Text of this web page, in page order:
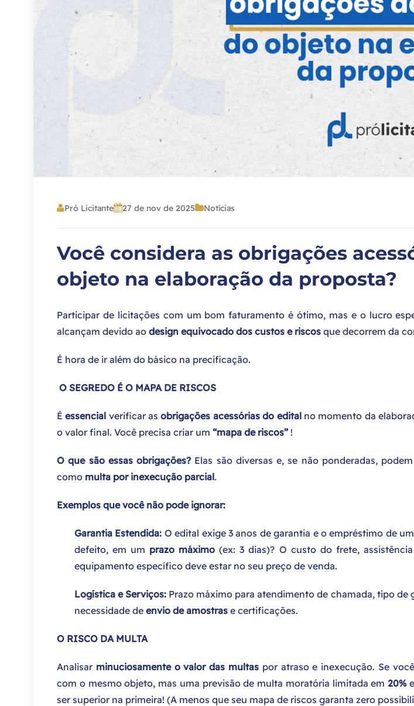
Pró Licitante 27 de nov de 2025 Notícias
Você considera as obrigações
objeto na elaboração da proposta?
Participar de licitações com um bom faturamento é ótimo, mas e o lucro
alcançam devido ao design equivocado dos custos e riscos que decorrem da
É hora de ir além do básico na precificação.
O SEGREDO É O MAPA DE RISCOS
Éessencial verificar asobrigações acessórias do editalno momento da
o valor final. Você precisa criar um “mapa de riscos” !
O que são essas obrigações?Elas são diversas e, se não ponderadas,
como multa por inexecução parcial.
Exemplos que você não pode ignorar:
Garantia Estendida: O edital exige 3 anos de garantia e o empréstimo de um
defeito, em um prazo máximo (ex: 3 dias)? O custo do frete,
equipamento específico deve estar no seu preço de venda.
Logística e Serviços: Prazo máximo para atendimento de chamada, tipo de
necessidade de envio de amostras e certificações.
O RISCO DA MULTA
Analisar minuciosamente o valor das multas por atraso e inexecução. Se
com o mesmo objeto, mas uma previsão de multa moratória limitada em 20%
ser superior na primeira! (A menos que seu mapa de riscos garanta zero